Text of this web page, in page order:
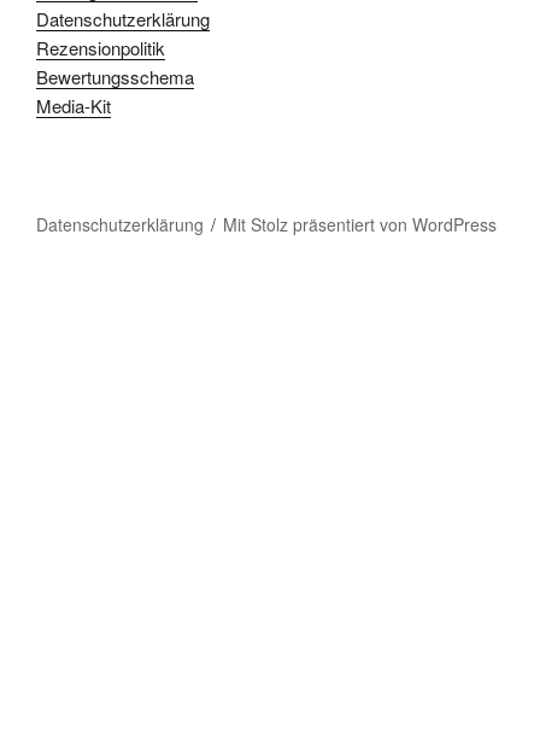
Datenschutzerklärung
Rezensionpolitik
Bewertungsschema
Media-Kit
Datenschutzerklärung Mit Stolz präsentiert von WordPress